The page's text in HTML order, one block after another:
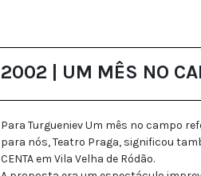
2002 | UM MÊS NO
Para Turgueniev Um mês no campo
para nós, Teatro Praga, significou
CENTA em Vila Velha de Ródão.